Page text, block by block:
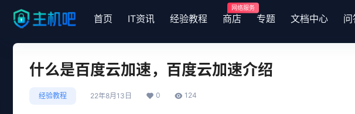
首页 IT资讯 经验教程 商店
网络服务
专题 文档中心
什么是百度云加速，百度云加速介绍
经验教程 22年8月13日 0 124